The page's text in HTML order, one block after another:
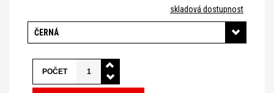
skladová dostupnost
ČERNÁ
POČET